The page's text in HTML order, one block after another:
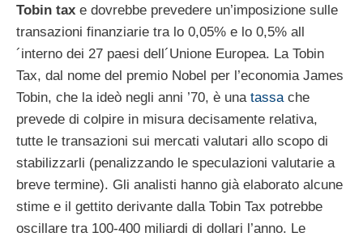
Tobin tax e dovrebbe prevedere un’imposizione sulle
transazioni finanziarie tra lo 0,05% e lo 0,5% all
´interno dei 27 paesi dell´Unione Europea. La Tobin
Tax, dal nome del premio Nobel per l’economia James
Tobin, che la ideò negli anni ’70, è una tassache
prevede di colpire in misura decisamente relativa,
tutte le transazioni sui mercati valutari allo scopo di
stabilizzarli (penalizzando le speculazioni valutarie a
breve termine). Gli analisti hanno già elaborato alcune
stime e il gettito derivante dalla Tobin Tax potrebbe
oscillare tra 100-400 miliardi di dollari l’anno. Le